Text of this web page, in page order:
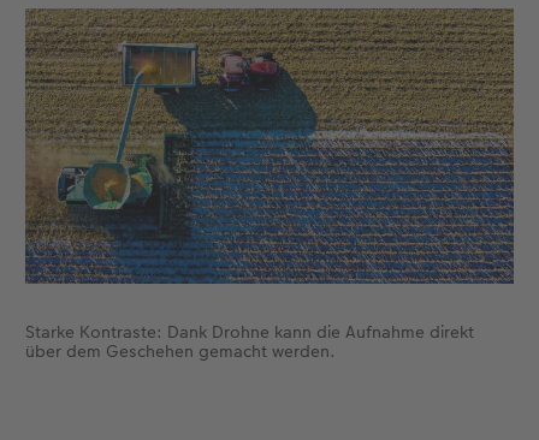
Neuheiten
Extras
Extras
CEWE myPhotos
Neuheiten
Starke Kontraste: Dank Drohne kann die Aufnahme direkt
über dem Geschehen gemacht werden.